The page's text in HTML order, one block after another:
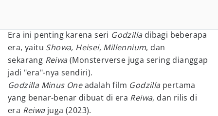
Era ini penting karena seri Godzilla dibagi beberapa
era, yaitu Showa, Heisei, Millennium, dan
sekarang Reiwa(Monsterverse juga sering dianggap
jadi "era"-nya sendiri).
Godzilla Minus Oneadalah film Godzilla pertama
yang benar-benar dibuat di era Reiwa, dan rilis di
era Reiwa juga (2023).